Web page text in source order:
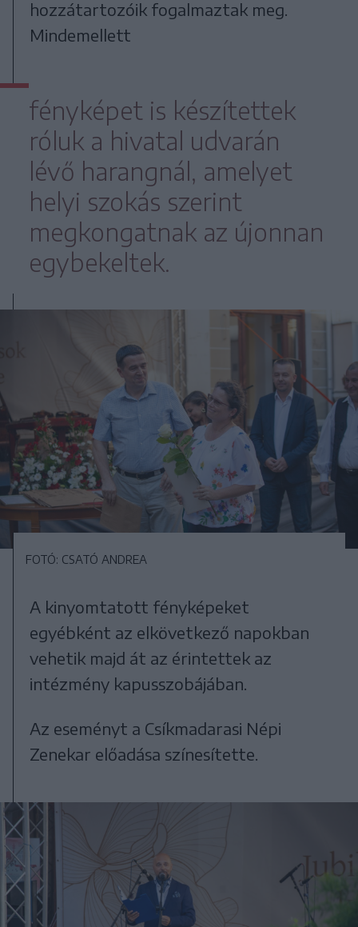
hozzátartozóik fogalmaztak meg.
Mindemellett
fényképet is készítettek
róluk a hivatal udvarán
lévő harangnál, amelyet
helyi szokás szerint
megkongatnak az újonnan
egybekeltek.
FOTÓ: CSATÓ ANDREA
A kinyomtatott fényképeket
egyébként az elkövetkező napokban
vehetik majd át az érintettek az
intézmény kapusszobájában.
Az eseményt a Csíkmadarasi Népi
Zenekar előadása színesítette.